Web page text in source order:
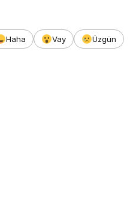
Haha Vay
Üzgün